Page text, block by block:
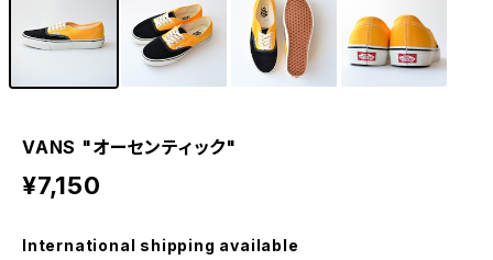
VANS "オーセンティック"
¥7,150
International shipping available